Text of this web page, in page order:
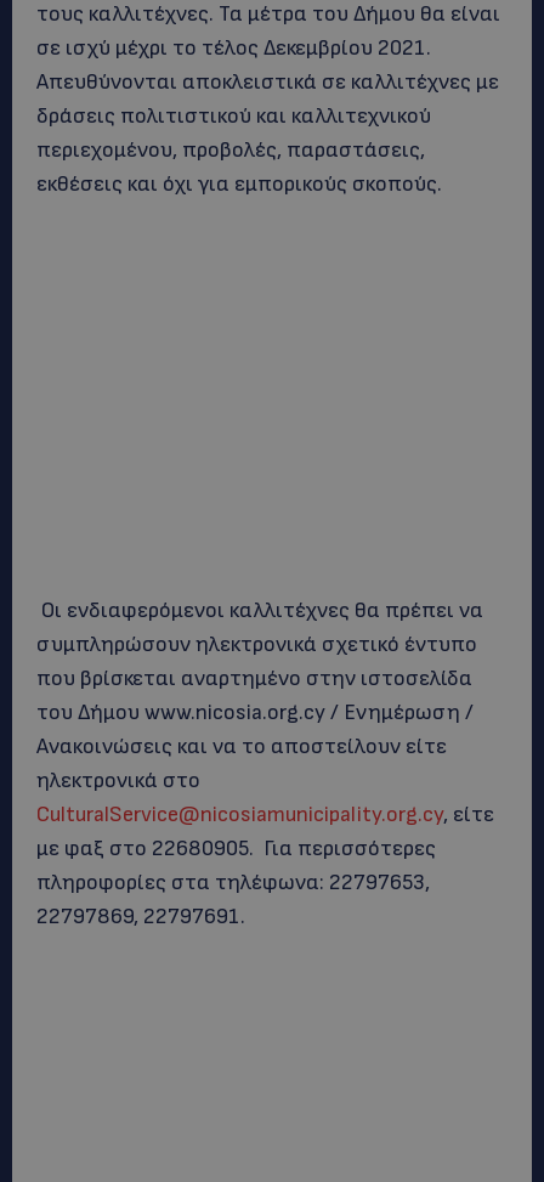
τους καλλιτέχνες. Τα μέτρα του Δήμου θα είναι
σε ισχύ μέχρι το τέλος Δεκεμβρίου 2021.
Απευθύνονται αποκλειστικά σε καλλιτέχνες με
δράσεις πολιτιστικού και καλλιτεχνικού
περιεχομένου, προβολές, παραστάσεις,
εκθέσεις και όχι για εμπορικούς σκοπούς.
Οι ενδιαφερόμενοι καλλιτέχνες θα πρέπει να
συμπληρώσουν ηλεκτρονικά σχετικό έντυπο
που βρίσκεται αναρτημένο στην ιστοσελίδα
του Δήμου www.nicosia.org.cy / Ενημέρωση /
Ανακοινώσεις και να το αποστείλουν είτε
ηλεκτρονικά στο
CulturalService@nicosiamunicipality.org.cy, είτε
με φαξ στο 22680905. Για περισσότερες
πληροφορίες στα τηλέφωνα: 22797653,
22797869, 22797691.